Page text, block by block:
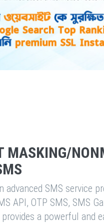
MASKING/
advanced SMS service
API, OTP SMS, SMS
a powerful and